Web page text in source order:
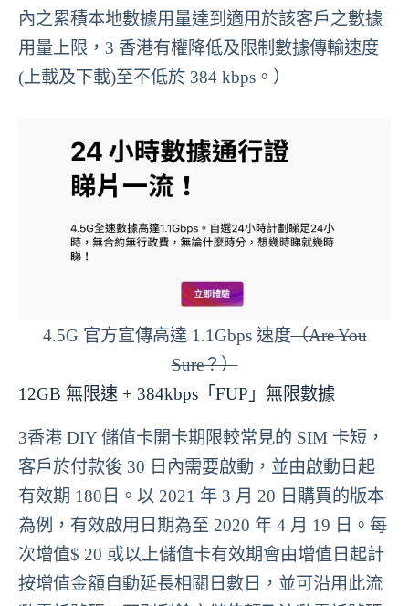
內之累積本地數據用量達到適用於該客戶之數據
用量上限，3 香港有權降低及限制數據傳輸速度
(上載及下載)至不低於 384 kbps。）
4.5G 官方宣傳高達 1.1Gbps 速度（Are You
Sure？）
12GB 無限速 + 384kbps「FUP」無限數據
3香港 DIY 儲值卡開卡期限較常見的 SIM 卡短，
客戶於付款後 30 日內需要啟動，並由啟動日起
有效期 180日。以 2021 年 3 月 20 日購買的版本
為例，有效啟用日期為至 2020 年 4 月 19 日。每
次增值$ 20 或以上儲值卡有效期會由增值日起計
按增值金額自動延長相關日數日，並可沿用此流